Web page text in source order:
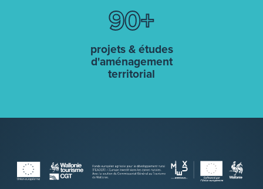
90
projets & études
d'aménagement
territorial